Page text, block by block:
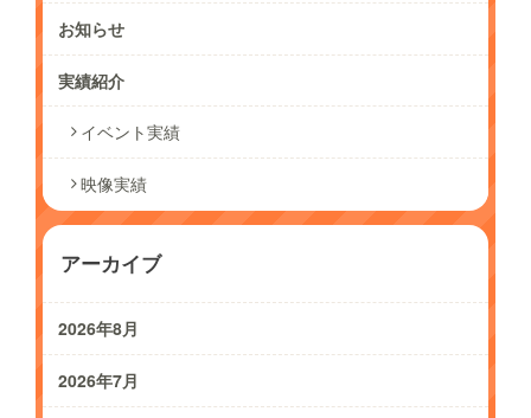
お知らせ
実績紹介
イベント実績
映像実績
アーカイブ
2026年8月
2026年7月